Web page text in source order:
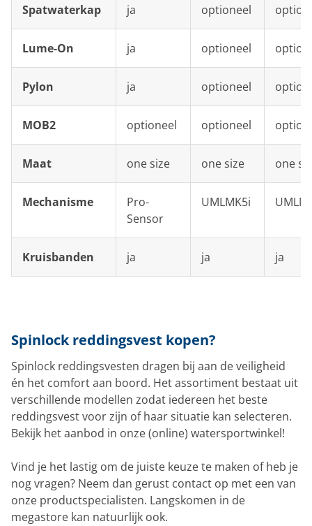
Spatwaterkap ja optioneel
Lume-On ja optioneel
Pylon ja optioneel
MOB2 optioneel optioneel
Maat one size one size one
Mechanisme
Pro-
Sensor
UMLMK5i
Kruisbanden ja ja ja
Spinlock reddingsvest kopen?
Spinlock reddingsvesten dragen bij aan de veiligheid
én het comfort aan boord. Het assortiment bestaat uit
verschillende modellen zodat iedereen het beste
reddingsvest voor zijn of haar situatie kan selecteren.
Bekijk het aanbod in onze (online) watersportwinkel!
Vind je het lastig om de juiste keuze te maken of heb je
nog vragen? Neem dan gerust contact op met een van
onze productspecialisten. Langskomen in de
megastore kan natuurlijk ook.